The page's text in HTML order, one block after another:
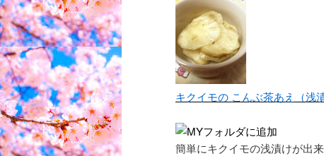
キクイモの こんぶ茶あえ（浅
簡単にキクイモの浅漬けが出